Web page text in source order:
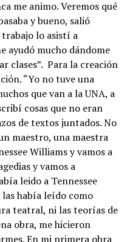
me animo. Veremos qué
y bueno, salió
trabajo lo asistí a
ayudó mucho dándome
clases”. Para la creación
“Yo no tuve una
que van a la UNA, a
cosas que no eran
de textos juntados. No
maestro, una maestra
Williams y vamos a
y vamos a
leido a Tennessee
había leído como
teatral, ni las teorías de
obra, me hicieron
En mi primera obra